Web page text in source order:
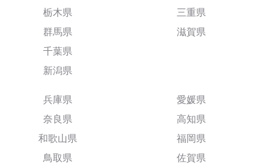
栃木県
群馬県
千葉県
新潟県
三重県
滋賀県
兵庫県
奈良県
和歌山県
鳥取県
愛媛県
高知県
福岡県
佐賀県